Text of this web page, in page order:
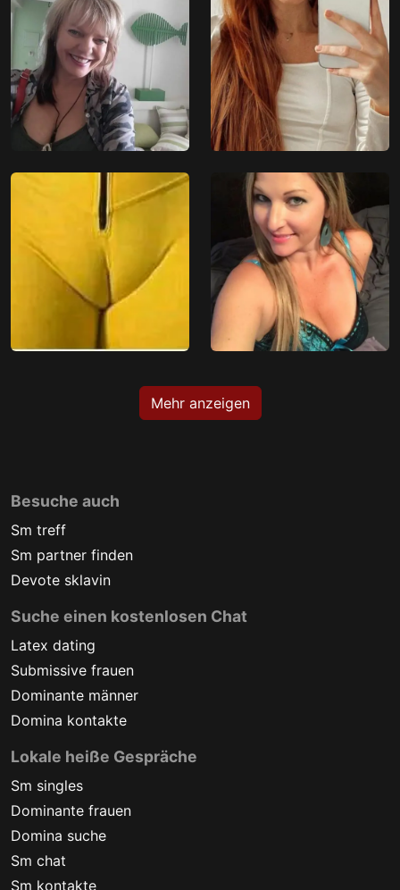
Mehr anzeigen
Besuche auch
Sm treff
Sm partner finden
Devote sklavin
Suche einen kostenlosen Chat
Latex dating
Submissive frauen
Dominante männer
Domina kontakte
Lokale heiße Gespräche
Sm singles
Dominante frauen
Domina suche
Sm chat
Sm kontakte